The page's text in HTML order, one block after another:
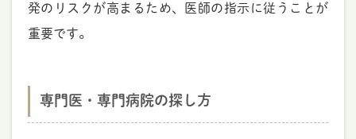
発のリスクが高まるため、医師の指示に従うことが
重要です。
専門医・専門病院の探し方